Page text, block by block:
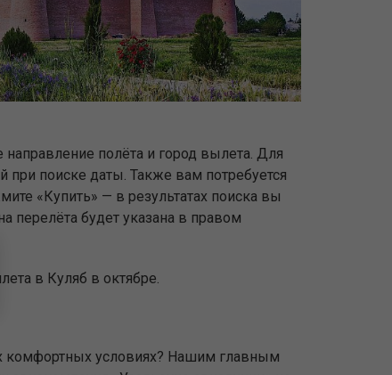
направление полёта и город вылета. Для
при поиске даты. Также вам потребуется
«Купить» — в результатах поиска вы
перелёта будет указана в правом
в Куляб в октябре.
комфортных условиях? Нашим главным